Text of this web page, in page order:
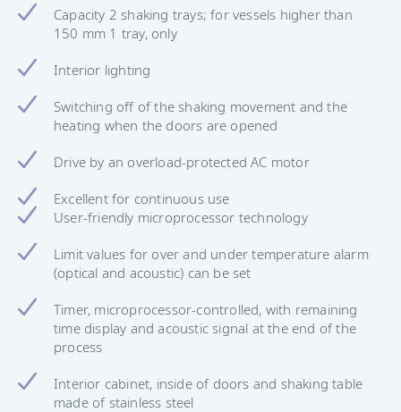
Capacity 2 shaking trays; for vessels higher than
150 mm 1 tray, only
Interior lighting
Switching off of the shaking movement and the
heating when the doors are opened
Drive by an overload-protected AC motor
Excellent for continuous use
User-friendly microprocessor technology
Limit values ​​for over and under temperature alarm
(optical and acoustic) can be set
Timer, microprocessor-controlled, with remaining
time display and acoustic signal at the end of the
process
Interior cabinet, inside of doors and shaking table
made of stainless steel